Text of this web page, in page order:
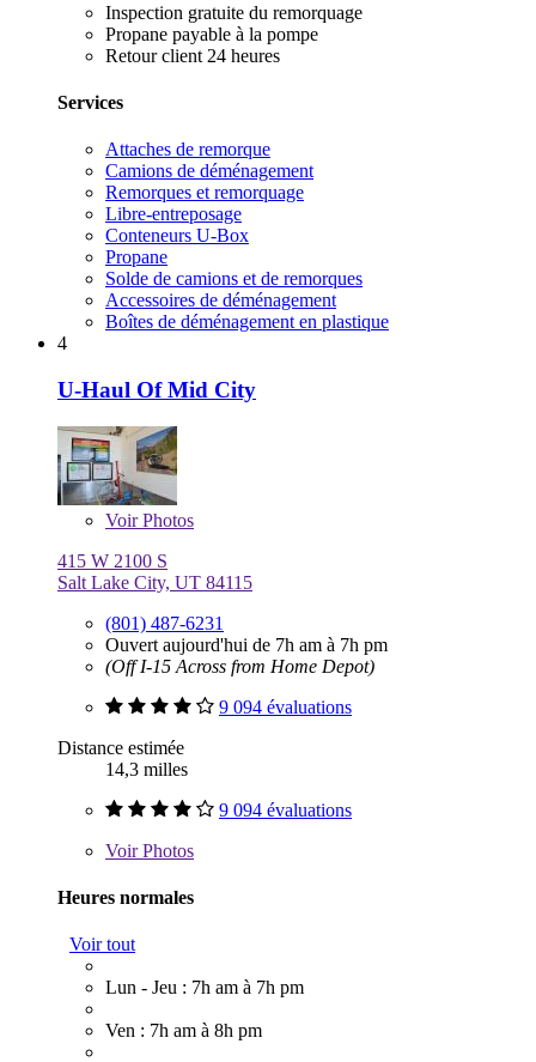
Inspection gratuite du remorquage
Propane payable à la pompe
Retour client 24 heures
Services
Attaches de remorque
Camions de déménagement
Remorques et remorquage
Libre-entreposage
Conteneurs U-Box
Propane
Solde de camions et de remorques
Accessoires de déménagement
Boîtes de déménagement en plastique
4
U-Haul Of Mid City
VoirPhotos
415 W 2100 S
Salt Lake City, UT 84115
(801) 487-6231
Ouvert aujourd'hui de 7h am à 7h pm
(Off I-15 Across from Home Depot)
9 094 évaluations
Distance estimée
14,3 milles
9 094 évaluations
VoirPhotos
Heures normales
Voir tout
Lun - Jeu : 7h am à 7h pm
Ven : 7h am à 8h pm